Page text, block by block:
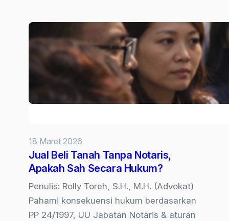
Tanah
Warisan
Belum
Bertahun-
18 Maret 2026
Jual Beli Tanah Tanpa Notaris,
Apakah Sah Secara Hukum?
Penulis: Rolly Toreh, S.H., M.H. (Advokat)
Pahami konsekuensi hukum berdasarkan
PP 24/1997, UU Jabatan Notaris & aturan